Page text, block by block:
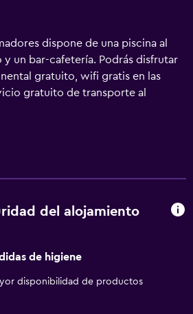
dispone de una piscina al
y un bar-cafetería. Podrás disfrutar
gratuito, wifi gratis en las
gratuito de transporte al
incluyen aparcamiento sin
negocios y una sala de reuniones.
y películas de pago. Los huéspedes
con artículos de higiene
web gracias a nuestro acceso a
del alojamiento
de higiene
disponibilidad de productos